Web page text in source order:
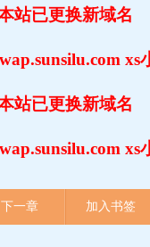
站已更换新域名
xs
站已更换新域名
xs
下一章 加入书签